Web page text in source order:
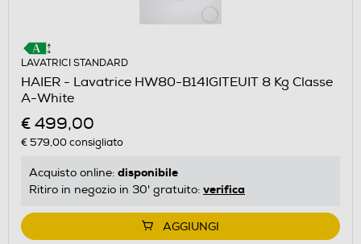
LAVATRICI STANDARD
HAIER - Lavatrice HW80-B14IGITEUIT 8 Kg Classe
A-White
€ 499,00
€ 579,00consigliato
Acquisto online: disponibile
Ritiro in negozio in 30' gratuito: verifica
AGGIUNGI